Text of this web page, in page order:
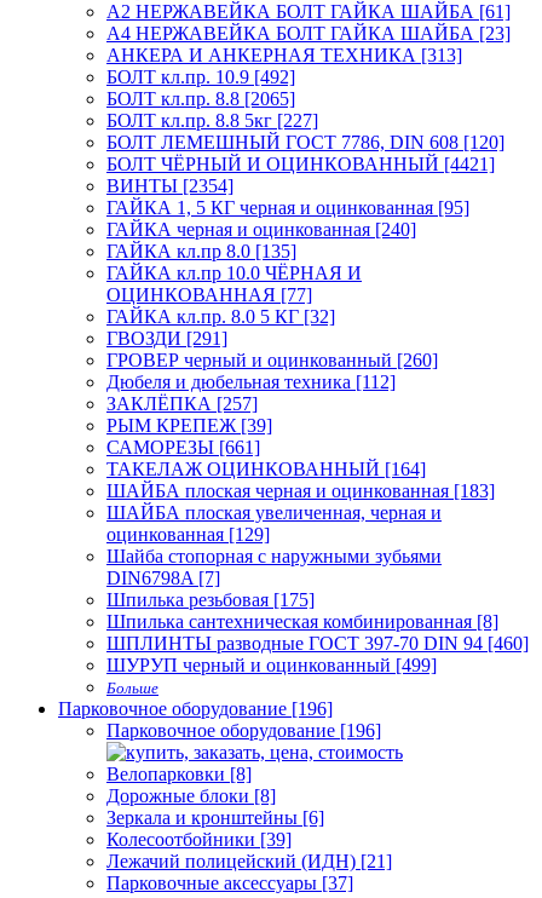
А2 НЕРЖАВЕЙКА БОЛТ ГАЙКА ШАЙБА [61]
А4 НЕРЖАВЕЙКА БОЛТ ГАЙКА ШАЙБА [23]
АНКЕРА И АНКЕРНАЯ ТЕХНИКА [313]
БОЛТ кл.пр. 10.9 [492]
БОЛТ кл.пр. 8.8 [2065]
БОЛТ кл.пр. 8.8 5кг [227]
БОЛТ ЛЕМЕШНЫЙ ГОСТ 7786, DIN 608 [120]
БОЛТ ЧЁРНЫЙ И ОЦИНКОВАННЫЙ [4421]
ВИНТЫ [2354]
ГАЙКА 1, 5 КГ черная и оцинкованная [95]
ГАЙКА черная и оцинкованная [240]
ГАЙКА кл.пр 8.0 [135]
ГАЙКА кл.пр 10.0 ЧЁРНАЯ И
ОЦИНКОВАННАЯ [77]
ГАЙКА кл.пр. 8.0 5 КГ [32]
ГВОЗДИ [291]
ГРОВЕР черный и оцинкованный [260]
Дюбеля и дюбельная техника [112]
ЗАКЛЁПКА [257]
РЫМ КРЕПЕЖ [39]
САМОРЕЗЫ [661]
ТАКЕЛАЖ ОЦИНКОВАННЫЙ [164]
ШАЙБА плоская черная и оцинкованная [183]
ШАЙБА плоская увеличенная, черная и
оцинкованная [129]
Шайба стопорная с наружными зубьями
DIN6798A [7]
Шпилька резьбовая [175]
Шпилька сантехническая комбинированная [8]
ШПЛИНТЫ разводные ГОСТ 397-70 DIN 94 [460]
ШУРУП черный и оцинкованный [499]
Больше
Парковочное оборудование [196]
Парковочное оборудование [196]
Велопарковки [8]
Дорожные блоки [8]
Зеркала и кронштейны [6]
Колесоотбойники [39]
Лежачий полицейский (ИДН) [21]
Парковочные аксессуары [37]